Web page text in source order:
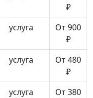
₽
услуга
От 900
₽
услуга
От 480
₽
услуга
От 380